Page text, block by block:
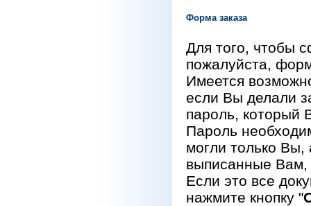
Форма заказа
Для того, чтобы
пожалуйста,
Имеется
если Вы делали
пароль, который
Пароль
могли только Вы,
выписанные Вам,
Если это все
нажмите кнопку "